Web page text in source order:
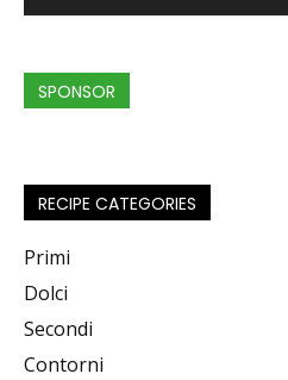
SPONSOR
RECIPE CATEGORIES
Primi
Dolci
Secondi
Contorni